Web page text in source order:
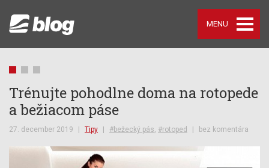
MENU
Trénujte pohodlne doma na rotopede
a bežiacom páse
27. december 2019 Tipy #bežecký pás, #rotoped bez komentára